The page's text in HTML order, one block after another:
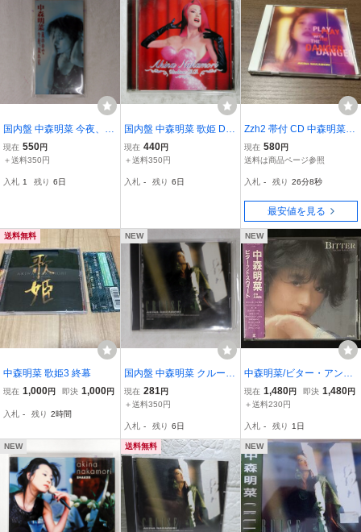
国内盤 中森明菜 今夜、流
れ星 GAUSS GRDO11 1C
D □
現在 550円
＋送料350円
入札 1 残り 6日
国内盤 中森明菜 歌姫 DO
UBLE DECADE UNIVER
SAL UMCK1139 1CD □
現在 440円
＋送料350円
入札 - 残り 6日
Zzh2 帯付 CD 中森明菜 P
LAY WITH THE DANGE
R〜ROCK COLLECTION
現在 580円
送料は商品ページ参照
入札 - 残り 26分7秒
最安値を見る
送料無料
中森明菜 歌姫3 終幕
現在 1,000円 即決 1,000円
入札 - 残り 2時間
NEW
国内盤 中森明菜 クルーズ
REPRISE 29L280 1CD □
現在 281 円
＋送料350円
入札 - 残り 6日
NEW
中森明菜/ビター・アン
ド・スウィート/初期シー
ル帯/32XL-61
現在 1,480円 即決 1,480円
＋送料230円
入札 - 残り 1日
NEW 送料無料 NEW